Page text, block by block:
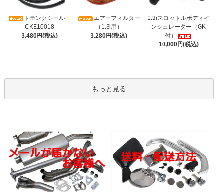
トランクシール
CKE10018
3,480円(税込)
エアーフィルター
（1.3i用）
3,280円(税込)
1.3iスロットルボディイ
ンシュレーター（GK
付）
10,000円(税込)
もっと見る